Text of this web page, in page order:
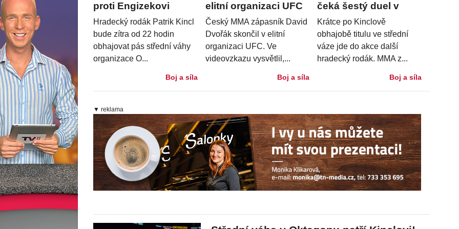
proti Engizekovi
Hradecký rodák Patrik Kincl
bude zítra od 22 hodin
obhajovat pás střední váhy
organizace O...
Boj a síla
elitní organizaci UFC
Český MMA zápasník David
Dvořák skončil v elitní
organizaci UFC. Ve
videovzkazu vysvětlil,...
Boj a síla
čeká šestý duel v
UFC
Krátce po Kinclově
obhajobě titulu ve střední
váze jde do akce další
hradecký rodák. MMA z...
Boj a síla
▼ reklama